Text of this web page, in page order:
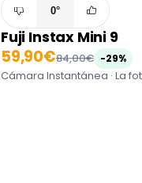
0°
Fuji Instax Mini 9
59,90€84,00€ -29%
Cámara Instantánea · La